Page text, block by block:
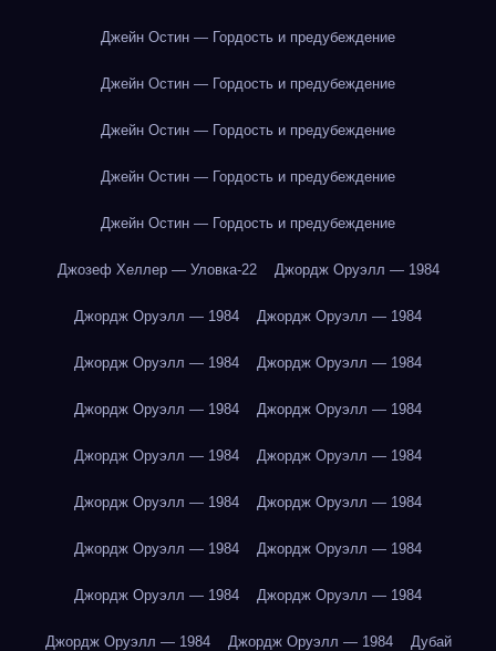
Джейн Остин — Гордость и предубеждение
Джейн Остин — Гордость и предубеждение
Джейн Остин — Гордость и предубеждение
Джейн Остин — Гордость и предубеждение
Джейн Остин — Гордость и предубеждение
Джозеф Хеллер — Уловка-22 Джордж Оруэлл — 1984
Джордж Оруэлл — 1984 Джордж Оруэлл — 1984
Джордж Оруэлл — 1984 Джордж Оруэлл — 1984
Джордж Оруэлл — 1984 Джордж Оруэлл — 1984
Джордж Оруэлл — 1984 Джордж Оруэлл — 1984
Джордж Оруэлл — 1984 Джордж Оруэлл — 1984
Джордж Оруэлл — 1984 Джордж Оруэлл — 1984
Джордж Оруэлл — 1984 Джордж Оруэлл — 1984
Джордж Оруэлл — 1984 Джордж Оруэлл — 1984 Дубай